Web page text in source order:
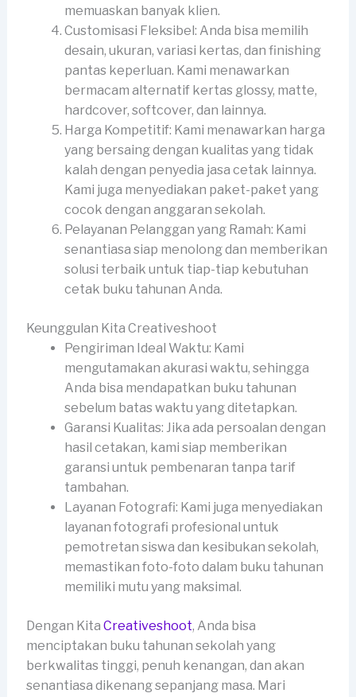
memuaskan banyak klien.
Customisasi Fleksibel: Anda bisa memilih
desain, ukuran, variasi kertas, dan finishing
pantas keperluan. Kami menawarkan
bermacam alternatif kertas glossy, matte,
hardcover, softcover, dan lainnya.
Harga Kompetitif: Kami menawarkan harga
yang bersaing dengan kualitas yang tidak
kalah dengan penyedia jasa cetak lainnya.
Kami juga menyediakan paket-paket yang
cocok dengan anggaran sekolah.
Pelayanan Pelanggan yang Ramah: Kami
senantiasa siap menolong dan memberikan
solusi terbaik untuk tiap-tiap kebutuhan
cetak buku tahunan Anda.
Keunggulan Kita Creativeshoot
Pengiriman Ideal Waktu: Kami
mengutamakan akurasi waktu, sehingga
Anda bisa mendapatkan buku tahunan
sebelum batas waktu yang ditetapkan.
Garansi Kualitas: Jika ada persoalan dengan
hasil cetakan, kami siap memberikan
garansi untuk pembenaran tanpa tarif
tambahan.
Layanan Fotografi: Kami juga menyediakan
layanan fotografi profesional untuk
pemotretan siswa dan kesibukan sekolah,
memastikan foto-foto dalam buku tahunan
memiliki mutu yang maksimal.
Dengan Kita Creativeshoot, Anda bisa
menciptakan buku tahunan sekolah yang
berkwalitas tinggi, penuh kenangan, dan akan
senantiasa dikenang sepanjang masa. Mari